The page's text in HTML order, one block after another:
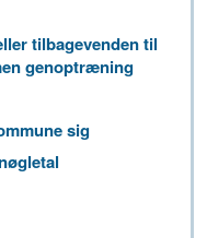
tilbagevenden til
genoptræning
sig